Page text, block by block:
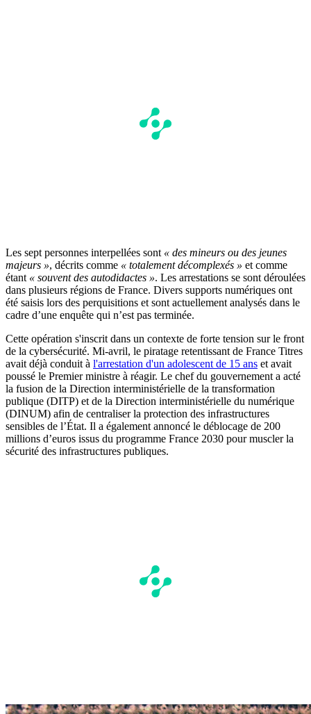
Les sept personnes interpellées sont « des mineurs ou des jeunes
majeurs », décrits comme « totalement décomplexés » et comme
étant « souvent des autodidactes ». Les arrestations se sont déroulées
dans plusieurs régions de France. Divers supports numériques ont
été saisis lors des perquisitions et sont actuellement analysés dans le
cadre d’une enquête qui n’est pas terminée.
Cette opération s'inscrit dans un contexte de forte tension sur le front
de la cybersécurité. Mi-avril, le piratage retentissant de France Titres
avait déjà conduit à l'arrestation d'un adolescent de 15 ans et avait
poussé le Premier ministre à réagir. Le chef du gouvernement a acté
la fusion de la Direction interministérielle de la transformation
publique (DITP) et de la Direction interministérielle du numérique
(DINUM) afin de centraliser la protection des infrastructures
sensibles de l’État. Il a également annoncé le déblocage de 200
millions d’euros issus du programme France 2030 pour muscler la
sécurité des infrastructures publiques.